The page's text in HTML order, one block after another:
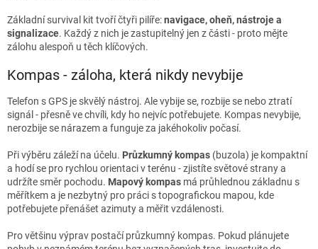
Základní survival kit tvoří čtyři pilíře:navigace, oheň, nástroje a
signalizace. Každý z nich je zastupitelný jen z části - proto mějte
zálohu alespoň u těch klíčových.
Kompas - záloha, která nikdy nevybije
Telefon s GPS je skvělý nástroj. Ale vybije se, rozbije se nebo ztratí
signál - přesně ve chvíli, kdy ho nejvíc potřebujete. Kompas nevybije,
nerozbije se nárazem a funguje za jakéhokoliv počasí.
Při výběru záleží na účelu. Průzkumný kompas (buzola) je kompaktní
a hodí se pro rychlou orientaci v terénu - zjistíte světové strany a
udržíte směr pochodu. Mapový kompas má průhlednou základnu s
měřítkem a je nezbytný pro práci s topografickou mapou, kde
potřebujete přenášet azimuty a měřit vzdálenosti.
Pro většinu výprav postačí průzkumný kompas. Pokud plánujete